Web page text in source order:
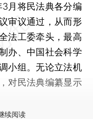
月将民法典各分编
审议通过，从而形
法工委牵头，最高
办、中国社会科学
小组。无论立法机
对民法典编纂显示
续阅读